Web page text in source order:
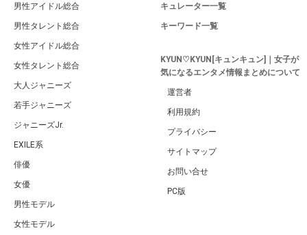
男性アイドル総合
男性タレント総合
女性アイドル総合
女性タレント総合
大人ジャニーズ
若手ジャニーズ
ジャニーズJr.
EXILE系
俳優
女優
男性モデル
女性モデル
キュレーター一覧
キーワード一覧
KYUN♡KYUN[キュンキュン]｜女子が
気になるエンタメ情報まとめについて
運営者
利用規約
プライバシー
サイトマップ
お問い合せ
PC版